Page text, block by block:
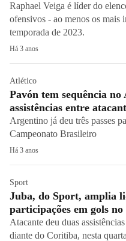
Raphael Veiga é líder do
ofensivos - ao menos os mais
temporada de 2023.
Há 3 anos
Atlético
Pavón tem sequência
assistências entre
Argentino já deu três passes
Campeonato Brasileiro
Há 3 anos
Sport
Juba, do Sport, amplia
participações em gols
Atacante deu duas
diante do Coritiba, nesta